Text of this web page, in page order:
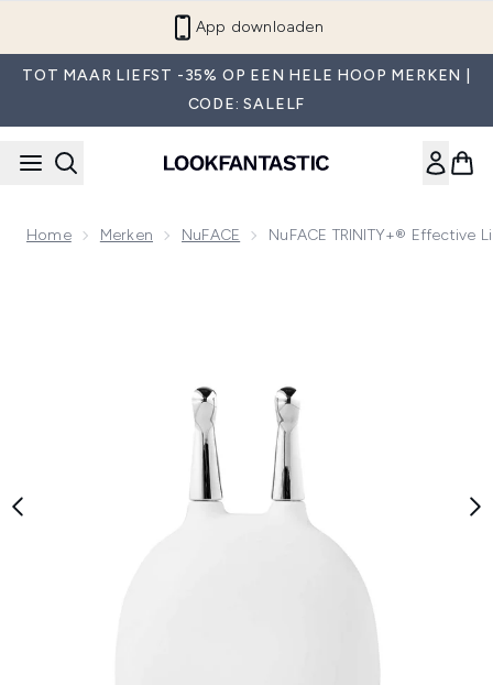
App downloaden
TOT MAAR LIEFST -35% OP EEN HELE HOOP MERKEN |
CODE: SALELF
Home Merken NuFACE NuFACE TRINITY+® Effective